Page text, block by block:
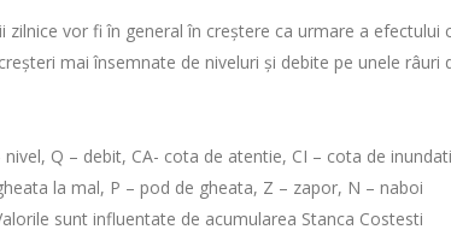
zilnice vor fi în general în creştere ca urmare a
mai însemnate de niveluri şi debite pe unele
nivel, Q – debit, CA- cota de atentie, CI – cota de
mal, P – pod de gheata, Z – zapor, N – naboi
influentate de acumularea Stanca Costesti